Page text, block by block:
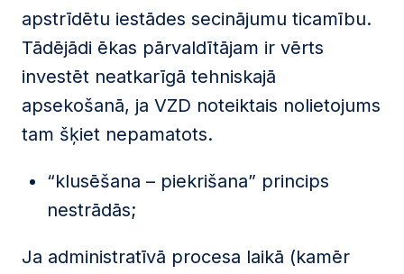
apstrīdētu iestādes secinājumu ticamību.
Tādējādi ēkas pārvaldītājam ir vērts
investēt neatkarīgā tehniskajā
apsekošanā, ja VZD noteiktais nolietojums
tam šķiet nepamatots.
“klusēšana – piekrišana” princips
nestrādās;
Ja administratīvā procesa laikā (kamēr